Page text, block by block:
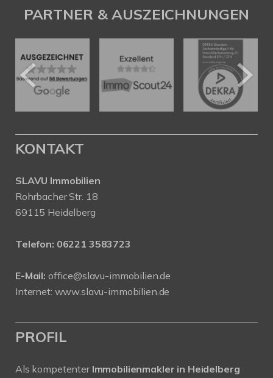
PARTNER & AUSZEICHNUNGEN
KONTAKT
SLAVU Immobilien
Rohrbacher Str. 18
69115 Heidelberg
Telefon: 06221 3583723
E-Mail: office@slavu-immobilien.de
Internet: www.slavu-immobilien.de
PROFIL
Als kompetenter Immobilienmakler in Heidelberg